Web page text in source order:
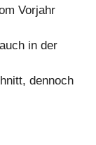
Vorjahr
in der
dennoch